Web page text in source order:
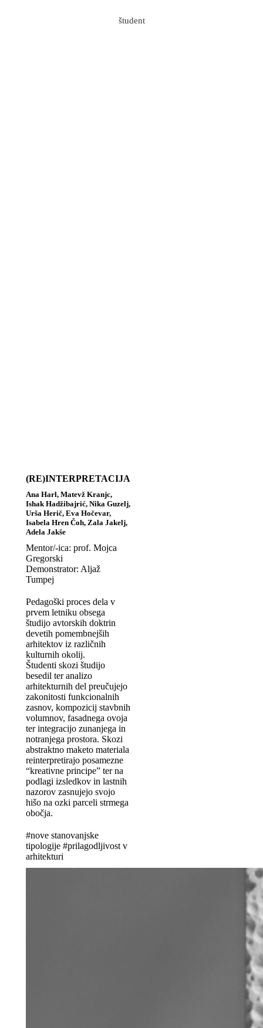
2020-07-03T12:01:55+02:00
(RE)INTERPRETACIJA
Ana Harl, Matevž Kranjc,
Ishak Hadžibajrić, Nika Guzelj,
Urša Herič, Eva Hočevar,
Isabela Hren Čoh, Zala Jakelj,
Adela Jakše
Mentor/-ica: prof. Mojca
Gregorski
Demonstrator: Aljaž
Tumpej
Pedagoški proces dela v
prvem letniku obsega
študijo avtorskih doktrin
devetih pomembnejših
arhitektov iz različnih
kulturnih okolij.
Študenti skozi študijo
besedil ter analizo
arhitekturnih del preučujejo
zakonitosti funkcionalnih
zasnov, kompozicij stavbnih
volumnov, fasadnega ovoja
ter integracijo zunanjega in
notranjega prostora. Skozi
abstraktno maketo materiala
reinterpretirajo posamezne
“kreativne principe” ter na
podlagi izsledkov in lastnih
nazorov zasnujejo svojo
hišo na ozki parceli strmega
obočja.
#nove stanovanjske
tipologije #prilagodljivost v
arhitekturi
študent